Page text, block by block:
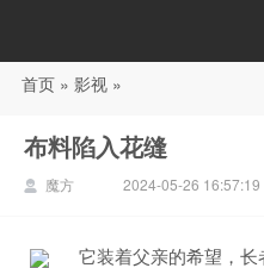
88影视
首页 » 影视 »
布料陷入花缝
魔方 2024-05-26 16:57:19
它装着父亲的希望，